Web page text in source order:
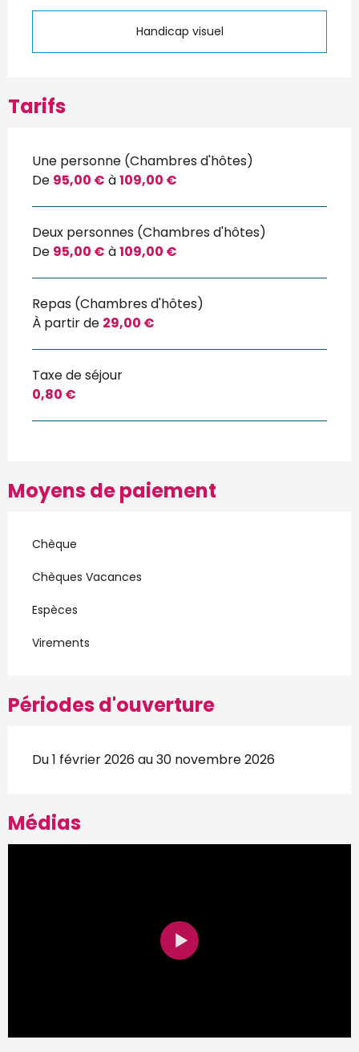
Handicap visuel
Tarifs
Une personne (Chambres d'hôtes)
De 95,00 € à109,00 €
Deux personnes (Chambres d'hôtes)
De 95,00 € à109,00 €
Repas (Chambres d'hôtes)
À partir de 29,00 €
Taxe de séjour
0,80 €
Moyens de paiement
Chèque
Chèques Vacances
Espèces
Virements
Périodes d'ouverture
Du 1 février 2026 au 30 novembre 2026
Médias